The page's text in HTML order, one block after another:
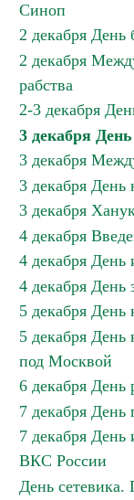
Синоп
2 декабря День
2 декабря
рабства
2-3 декабря
3 декабря
3 декабря
3 декабря День
3 декабря
4 декабря
4 декабря
4 декабря День
5 декабря
5 декабря День
под Москвой
6 декабря
7 декабря День
7 декабря
ВКС России
День сетевика.